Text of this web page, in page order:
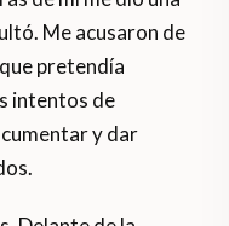
Me acusaron de
pretendía
intentos de
y dar